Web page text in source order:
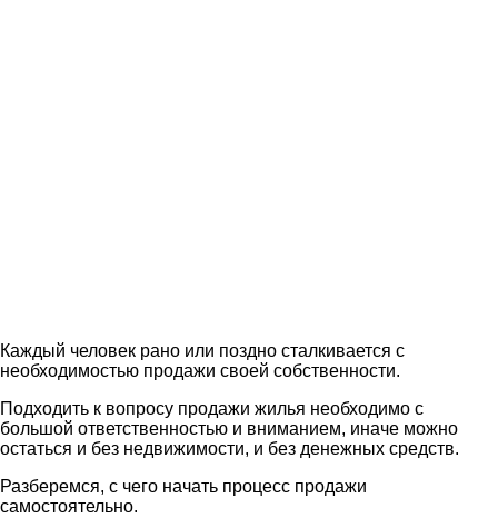
Каждый человек рано или поздно сталкивается с
необходимостью продажи своей собственности.
Подходить к вопросу продажи жилья необходимо с
большой ответственностью и вниманием, иначе можно
остаться и без недвижимости, и без денежных средств.
Разберемся, с чего начать процесс продажи
самостоятельно.